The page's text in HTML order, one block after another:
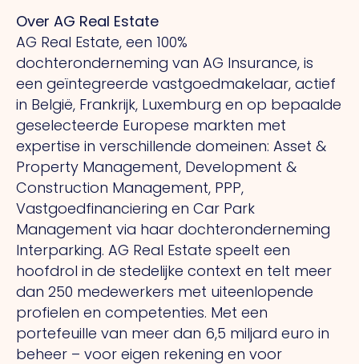
Over AG Real Estate
AG Real Estate, een 100%
dochteronderneming van AG Insurance, is
een geïntegreerde vastgoedmakelaar, actief
in België, Frankrijk, Luxemburg en op bepaalde
geselecteerde Europese markten met
expertise in verschillende domeinen: Asset &
Property Management, Development &
Construction Management, PPP,
Vastgoedfinanciering en Car Park
Management via haar dochteronderneming
Interparking. AG Real Estate speelt een
hoofdrol in de stedelijke context en telt meer
dan 250 medewerkers met uiteenlopende
profielen en competenties. Met een
portefeuille van meer dan 6,5 miljard euro in
beheer – voor eigen rekening en voor